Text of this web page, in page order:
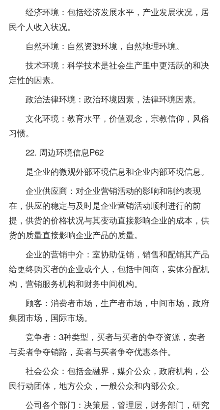
经济环境：包括经济发展水平，产业发展状况，居
民个人收入状况。
自然环境：自然资源环境，自然地理环境。
技术环境：科学技术是社会生产里中更活跃的和决
定性的因素。
政治法律环境：政治环境因素，法律环境因素。
文化环境：教育水平，价值观念，宗教信仰，风俗
习惯。
22. 周边环境信息P62
是企业的微观外部环境信息和企业内部环境信息。
企业供应商：对企业营销活动的影响和制约表现
在，供应的稳定与及时是企业营销活动顺利进行的前
提，供货的价格状况与其变动直接影响企业的成本，供
货的质量直接影响企业产品的质量。
企业的营销中介：室协助促销，销售和配销其产品
给更终购买者的企业或个人，包括中间商，实体分配机
构，营销服务机构和财务中间机构。
顾客：消费者市场，生产者市场，中间市场，政府
集团市场，国际市场。
竞争者：3种类型，买者与买者的争夺资源，卖者
与卖者争夺销路，卖者与买者争夺优惠条件。
社会公众：包括金融界，媒介公众，政府机构，公
民行动团体，地方公众，一般公众和内部公众。
公司各个部门：决策层，管理层，财务部门，研究